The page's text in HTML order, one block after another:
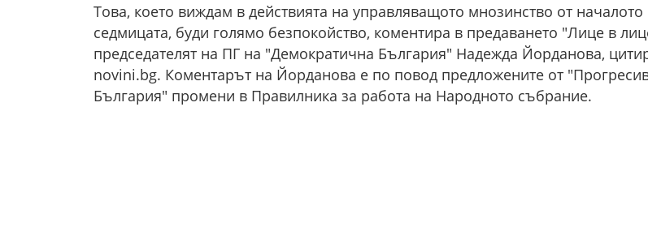
Това, което виждам в действията на управляващото мнозинство от началото
седмицата, буди голямо безпокойство, коментира в предаването "Лице в
председателят на ПГ на "Демократична България" Надежда Йорданова,
novini.bg. Коментарът на Йорданова е по повод предложените от
България" промени в Правилника за работа на Народното събрание.